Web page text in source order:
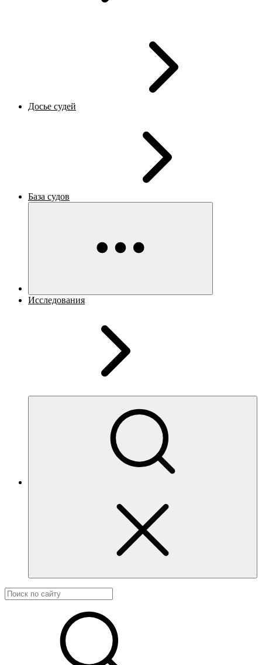
Досье судей
База судов
Исследования